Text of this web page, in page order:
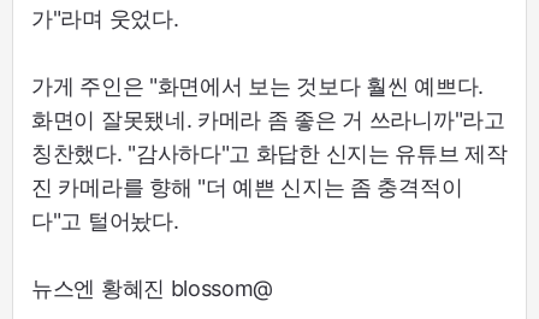
가"라며 웃었다.
가게 주인은 "화면에서 보는 것보다 훨씬 예쁘다.
화면이 잘못됐네. 카메라 좀 좋은 거 쓰라니까"라고
칭찬했다. "감사하다"고 화답한 신지는 유튜브 제작
진 카메라를 향해 "더 예쁜 신지는 좀 충격적이
다"고 털어놨다.
뉴스엔 황혜진 blossom@